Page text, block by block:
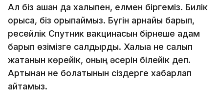
Ал біз қашан да халықпен, елмен біргеміз. Билік
қорықса, біз қорықпаймыз. Бүгін арнайы барып,
ресейлік Спутник вакцинасын бірнеше адам
барып өзімізге салдырдық. Халыққа не салып
жатқанын көрейік, оның әсерін білейік деп.
Артынан не болатынын сіздерге хабарлап
айтамыз.